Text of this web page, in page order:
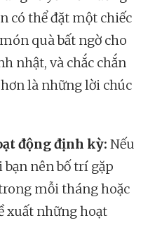
có thể đặt một chiếc
quà bất ngờ cho
nhật, và chắc chắn
là những lời chúc
động định kỳ: Nếu
nên bố trí gặp
mỗi tháng hoặc
xuất những hoạt